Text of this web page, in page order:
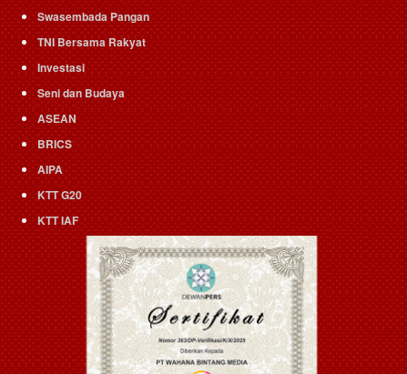
Swasembada Pangan
TNI Bersama Rakyat
Investasi
Seni dan Budaya
ASEAN
BRICS
AIPA
KTT G20
KTT IAF